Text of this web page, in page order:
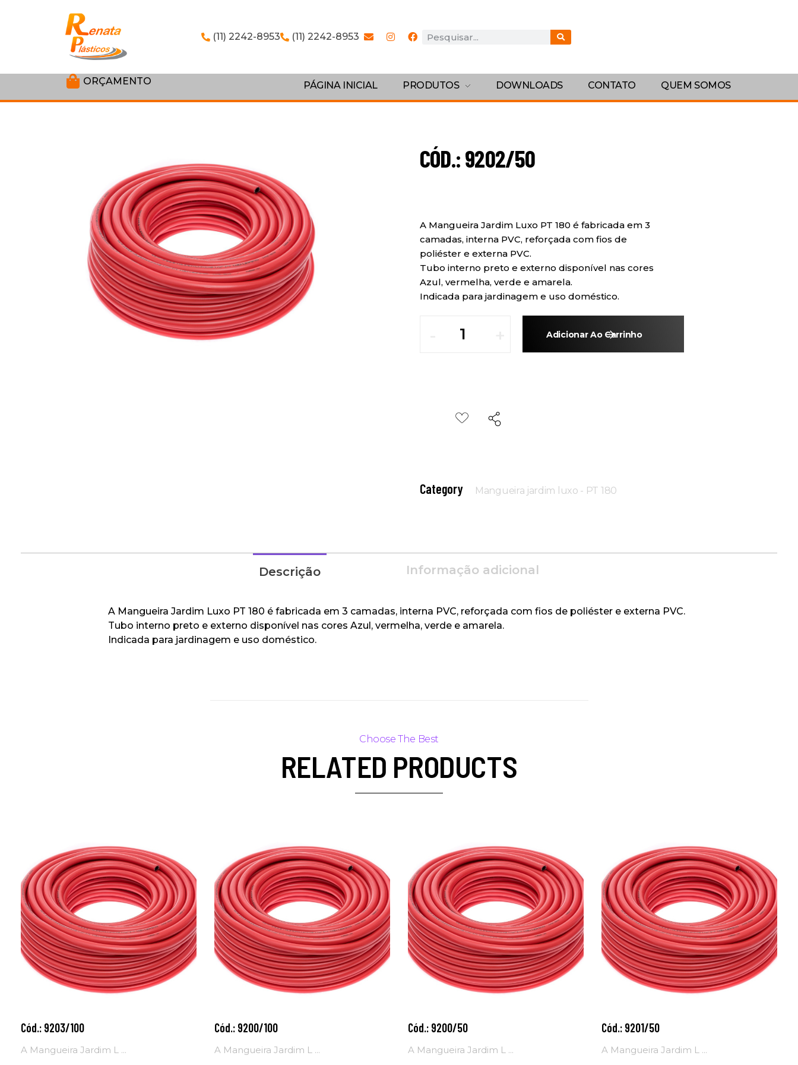
(11) 2242-8953 (11) 2242-8953
ORÇAMENTO PÁGINA INICIAL PRODUTOS DOWNLOADS CONTATO QUEM SOMOS
CÓD.: 9202/50
A Mangueira Jardim Luxo PT 180 é fabricada em 3
camadas, interna PVC, reforçada com fios de
poliéster e externa PVC.
Tubo interno preto e externo disponível nas cores
Azul, vermelha, verde e amarela.
Indicada para jardinagem e uso doméstico.
Adicionar Ao Carrinho
Category Mangueira jardim luxo - PT 180
Descrição Informação adicional
A Mangueira Jardim Luxo PT 180 é fabricada em 3 camadas, interna PVC, reforçada com fios de poliéster e externa PVC.
Tubo interno preto e externo disponível nas cores Azul, vermelha, verde e amarela.
Indicada para jardinagem e uso doméstico.
RELATED PRODUCTS
Cód.: 9203/100
A Mangueira Jardim L ...
Adicionar ao
carrinho
Cód.: 9200/100
A Mangueira Jardim L ...
Adicionar ao
carrinho
Cód.: 9200/50
A Mangueira Jardim L ...
Adicionar ao
carrinho
Cód.: 9201/50
A Mangueira Jardim L ...
Adicionar ao
carrinho